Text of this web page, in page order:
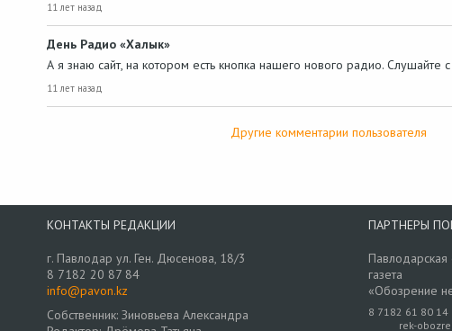
11 лет назад
День Радио «Халык»
А я знаю сайт, на котором есть кнопка нашего нового радио. Слушайте
11 лет назад
Другие комментарии пользователя
КОНТАКТЫ РЕДАКЦИИ
г. Павлодар ул. Ген. Дюсенова, 18/3
8 7182 20 87 84
info@pavon.kz
Собственник: Зиновьева Александра
ПАРТНЕРЫ
Павлодарская
газета
«Обозрение
8 7182 61 80 14
rek-